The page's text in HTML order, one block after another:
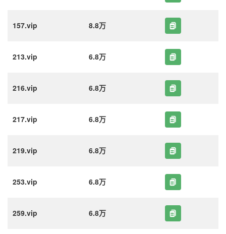
157.vip 8.8万
213.vip 6.8万
216.vip 6.8万
217.vip 6.8万
219.vip 6.8万
253.vip 6.8万
259.vip 6.8万